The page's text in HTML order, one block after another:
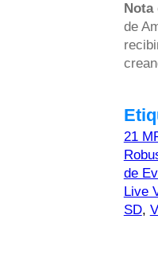
Nota
de
21
de
Live
SD,